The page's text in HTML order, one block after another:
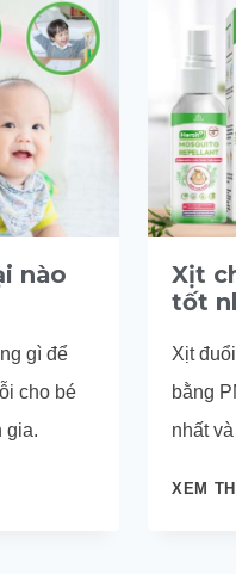
nào
gì để
cho bé
gia.
Xịt
tốt
Xịt
bằng
nhất
XEM